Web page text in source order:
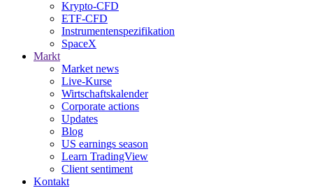
Krypto-CFD
ETF-CFD
Instrumentenspezifikation
SpaceX
Markt
Market news
Live-Kurse
Wirtschaftskalender
Corporate actions
Updates
Blog
US earnings season
Learn TradingView
Client sentiment
Kontakt